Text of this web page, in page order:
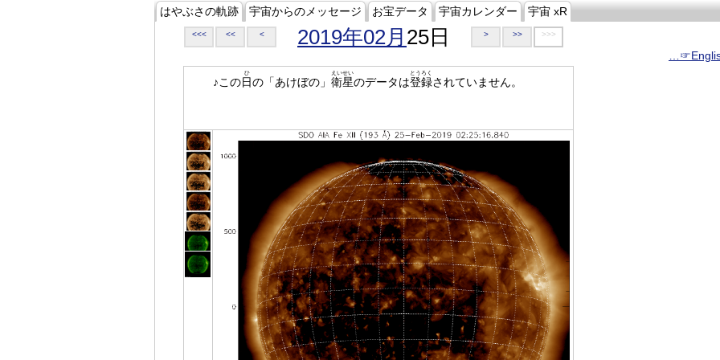
はやぶさの軌跡 宇宙からのメッセージ お宝データ 宇宙カレンダー 宇宙 xR
<<< << < 2019年02月 25日 > >> >>>
♪この日
ひ
の「あけぼの」 衛星
えいせい
のデータは登録
とうろく
されていません。